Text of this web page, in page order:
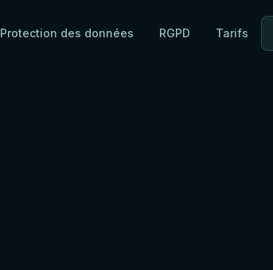
Protection des données RGPD Tarifs